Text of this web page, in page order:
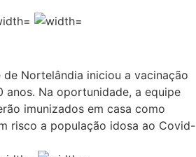
de Nortelândia iniciou a vacinação
anos. Na oportunidade, a equipe
imunizados em casa como
risco a população idosa ao Covid-